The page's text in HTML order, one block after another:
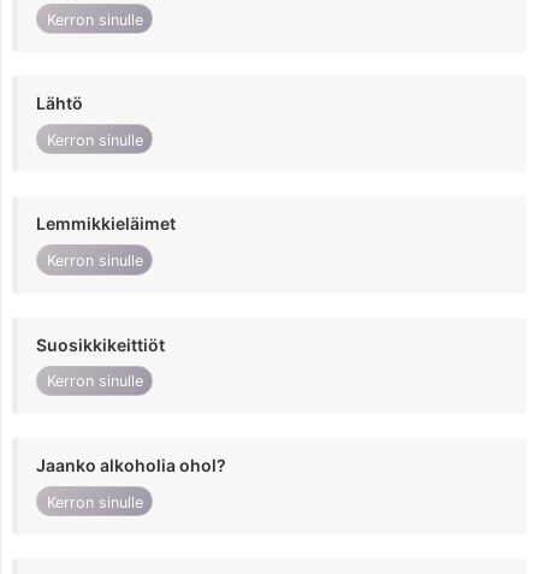
Kerron sinulle
Lähtö
Kerron sinulle
Lemmikkieläimet
Kerron sinulle
Suosikkikeittiöt
Kerron sinulle
Jaanko alkoholia ohol?
Kerron sinulle